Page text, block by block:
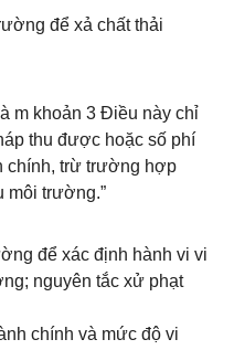
để xả chất thải
m khoản 3 Điều này chỉ
thu được hoặc số phí
chính, trừ trường hợp
môi trường.”
để xác định hành vi vi
nguyên tắc xử phạt
chính và mức độ vi